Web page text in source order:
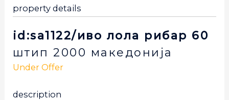
property details
id:sa1122/иво лола рибар 60
штип 2000 македонија
Under Offer
description